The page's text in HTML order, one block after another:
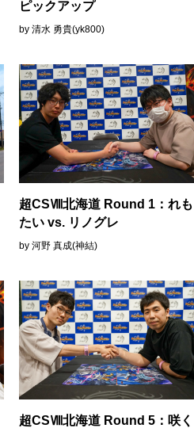
ピックアップ
by 清水 勇貴(yk800)
超CSⅧ北海道 Round 1：れも
たい vs. リノグレ
by 河野 真成(神結)
超CSⅧ北海道 Round 5：咲く